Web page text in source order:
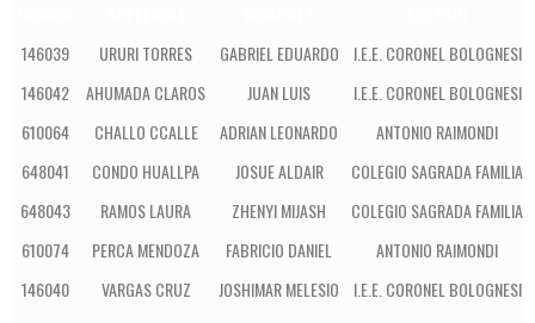
146039
URURI TORRES GABRIEL EDUARDO
I.E.E. CORONEL BOLOGNESI
146042
AHUMADA CLAROS JUAN LUIS
I.E.E. CORONEL BOLOGNESI
610064
CHALLO CCALLE ADRIAN LEONARDO
ANTONIO RAIMONDI
648041
CONDO HUALLPA JOSUE ALDAIR
COLEGIO SAGRADA FAMILIA
648043
RAMOS LAURA ZHENYI MIJASH
COLEGIO SAGRADA FAMILIA
610074
PERCA MENDOZA FABRICIO DANIEL
ANTONIO RAIMONDI
146040
VARGAS CRUZ JOSHIMAR MELESIO
I.E.E. CORONEL BOLOGNESI